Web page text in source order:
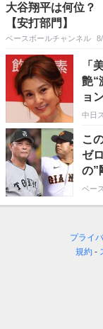
大谷翔平は何位
【安打部門】
ベースボールチャンネル
「
艶“
ョ
声
中日
こ
ゼ
の”
ベー
プライ
規約